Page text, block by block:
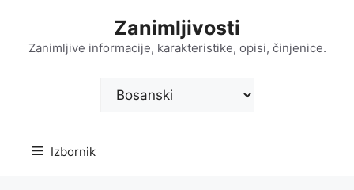
sadržaj
Zanimljivosti
Zanimljive informacije, karakteristike, opisi, činjenice.
Odaberite
Izbornik